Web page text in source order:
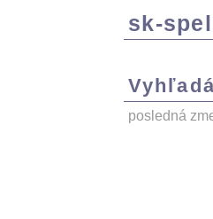
sk-spell
posledná